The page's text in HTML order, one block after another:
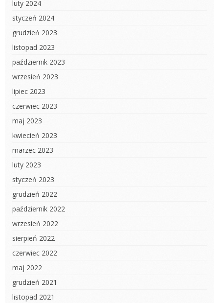
luty 2024
styczeń 2024
grudzień 2023
listopad 2023
październik 2023
wrzesień 2023
lipiec 2023
czerwiec 2023
maj 2023
kwiecień 2023
marzec 2023
luty 2023
styczeń 2023
grudzień 2022
październik 2022
wrzesień 2022
sierpień 2022
czerwiec 2022
maj 2022
grudzień 2021
listopad 2021